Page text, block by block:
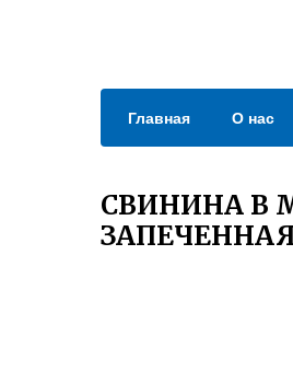
Главная О нас
СВИНИНА В